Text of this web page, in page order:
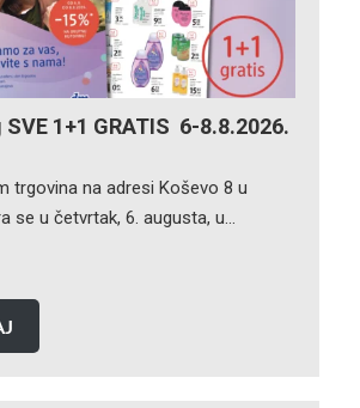
1+1 GRATIS 6-8.8.2026.
trgovina na adresi Koševo 8 u
se u četvrtak, 6. augusta, u…